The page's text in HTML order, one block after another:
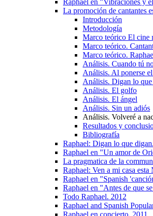
Raphael en "Vibraciones y
La promoción de cantantes
Introducción
Metodología
Marco teórico El cine
Marco teórico.
Marco teórico.
Análisis. Cuando tú
Análisis. Al ponerse
Análisis. Digan lo
Análisis. El golfo
Análisis. El ángel
Análisis. Sin un adiós
Análisis. Volveré a
Resultados y
Bibliografía
Raphael: Digan lo que
Raphael en "Un amor de
La pragmatica de la
Raphael: Ven a mi casa
Raphael en "Spanish
Raphael en "Antes de que
Todo Raphael. 2012
Raphael and Spanish
Raphael en concierto. 2011